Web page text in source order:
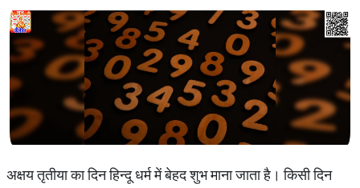
अक्षय तृतीया का दिन हिन्दू धर्म में बेहद शुभ माना जाता है। किसी दिन